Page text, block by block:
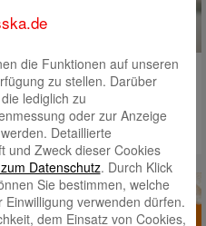
und erfahre was eine
und welche Leistungen du ohne
die Funktionen auf unseren
zu stellen. Darüber
lediglich zu
oder zur Anzeige
Detaillierte
und Zweck dieser Cookies
Datenschutz. Durch Klick
Sie bestimmen, welche
verwenden dürfen.
dem Einsatz von Cookies,